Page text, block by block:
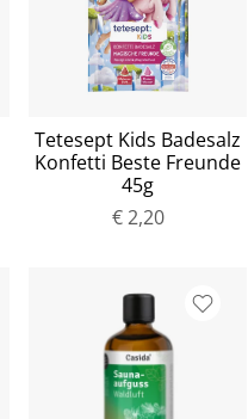
Tetesept Kids Badesalz
Konfetti Beste Freunde
45g
€ 2,20